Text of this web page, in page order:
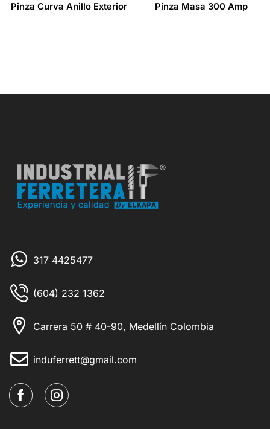
Pinza Curva Anillo Exterior Pinza Masa 300 Amp
317 4425477
(604) 232 1362
Carrera 50 # 40-90, Medellín Colombia
induferrett@gmail.com